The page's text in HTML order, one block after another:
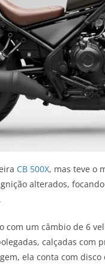
CB 500X, mas teve o
alterados,
com um câmbio de 6
calçadas com
ela conta com